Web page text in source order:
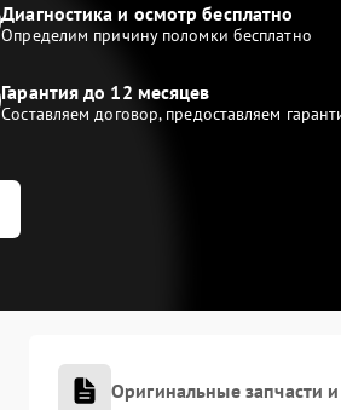
Диагностика и осмотр бесплатно
Определим причину поломки бесплатно
Гарантия до 12 месяцев
Составляем договор, предоставляем
Оригинальные запчасти